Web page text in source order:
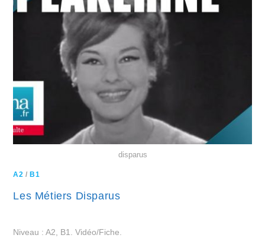
disparus
A2 / B1
Les Métiers Disparus
Niveau : A2, B1. Vidéo/Fiche.